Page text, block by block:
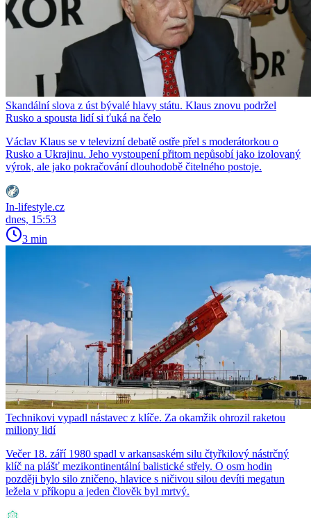
Skandální slova z úst bývalé hlavy státu. Klaus znovu podržel
Rusko a spousta lidí si ťuká na čelo
Václav Klaus se v televizní debatě ostře přel s moderátorkou o
Rusko a Ukrajinu. Jeho vystoupení přitom nepůsobí jako izolovaný
výrok, ale jako pokračování dlouhodobě čitelného postoje.
In-lifestyle.cz
dnes, 15:53
3 min
Technikovi vypadl nástavec z klíče. Za okamžik ohrozil raketou
miliony lidí
Večer 18. září 1980 spadl v arkansaském silu čtyřkilový nástrčný
klíč na plášť mezikontinentální balistické střely. O osm hodin
později bylo silo zničeno, hlavice s ničivou silou devíti megatun
ležela v příkopu a jeden člověk byl mrtvý.